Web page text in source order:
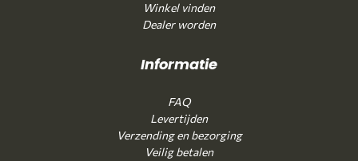
Winkel vinden
Dealer worden
Informatie
FAQ
Levertijden
Verzending en bezorging
Veilig betalen